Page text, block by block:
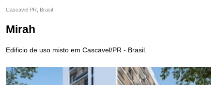
Cascavel PR, Brasil
Mirah
Edificio de uso misto em Cascavel/PR - Brasil.